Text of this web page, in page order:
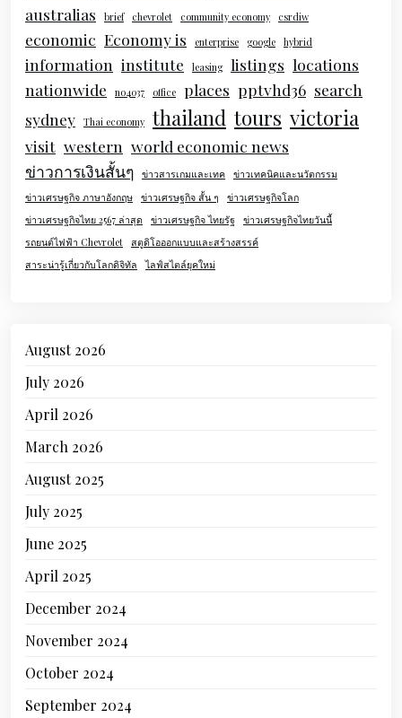
australias brief chevrolet community economy csrdiw
economic Economy is enterprise google hybrid
information institute leasing listings locations
nationwide
no4037 office places pptvhd36 search
sydney Thai economy thailand tours victoria
visit western world economic news
ข่าวการเงินสั้นๆ ข่าวสารเกมและเทค ข่าวเทคนิคและนวัตกรรม
ข่าวเศรษฐกิจ ภาษาอังกฤษ ข่าวเศรษฐกิจ สั้น ๆ
ข่าวเศรษฐกิจโลก
ข่าวเศรษฐกิจไทย 2567 ล่าสุด
ข่าวเศรษฐกิจ ไทยรัฐ ข่าวเศรษฐกิจไทยวันนี้
รถยนต์ไฟฟ้า Chevrolet สตูดิโอออกแบบและสร้างสรรค์
สาระน่ารู้เกี่ยวกับโลกดิจิทัล
ไลฟ์สไตล์ยุคใหม่
August 2026
July 2026
April 2026
March 2026
August 2025
July 2025
June 2025
April 2025
December 2024
November 2024
October 2024
September 2024